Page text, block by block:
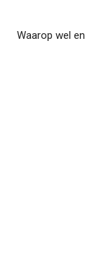
Waarop wel